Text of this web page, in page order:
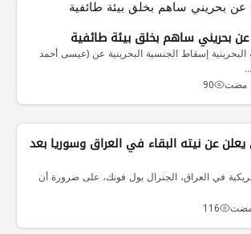
بحريني ساهم بخلق بيئة طائفية
البحرينية إسقاط الجنسية البحرينية عن (عيسى أحمد
90
عن نيته البقاء في العراق وسوريا بعد
في العراق، الجنرال بول فونك، على ضرورة أن
116